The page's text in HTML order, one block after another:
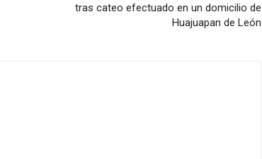
tras cateo efectuado en un domicilio de
Huajuapan de León